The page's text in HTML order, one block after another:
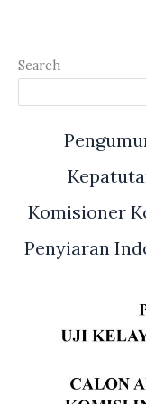
Search
Komisioner
Penyiaran